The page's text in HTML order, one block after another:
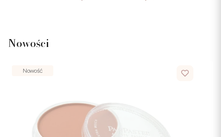
Nowości
Nowość